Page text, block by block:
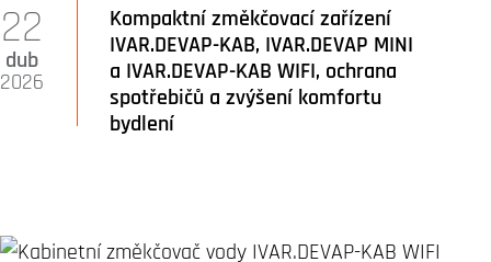
Kompaktní změkčovací zařízení
IVAR.DEVAP-KAB, IVAR.DEVAP MINI
a IVAR.DEVAP-KAB WIFI, ochrana
spotřebičů a zvýšení komfortu
bydlení
22
dub
2026